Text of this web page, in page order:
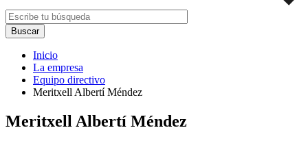
Inicio
La empresa
Equipo directivo
Meritxell Albertí Méndez
Meritxell Albertí Méndez